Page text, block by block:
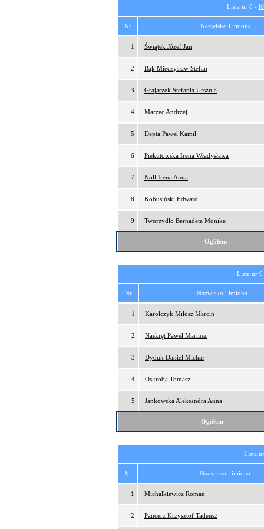
Lista nr 8 -
Nr Nazwisko i imiona
1 Świątek Józef Jan
2 Bąk Mieczysław Stefan
3 Grajaszek Stefania Urszula
4 Marzec Andrzej
5 Depta Paweł Kamil
6 Piekutowska Irena Władysława
7 Noll Irena Anna
8 Kobusiński Edward
9 Tworzydło Bernadeta Monika
Ogółem
Lista nr
Nr Nazwisko i imiona
1 Karolczyk Miłosz Marcin
2 Naskręt Paweł Mariusz
3 Dyduk Daniel Michał
4 Oskroba Tomasz
5 Jankowska Aleksandra Anna
Ogółem
Lista
Nr Nazwisko i imiona
1 Michalkiewicz Roman
2 Pancerz Krzysztof Tadeusz